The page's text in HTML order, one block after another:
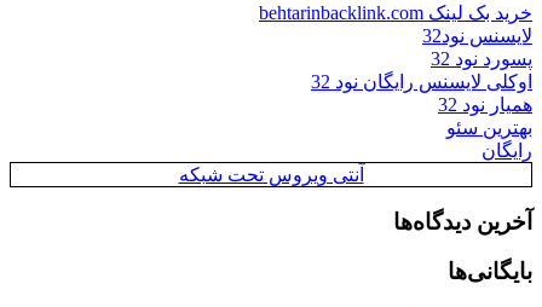
خرید بک لینک behtarinbacklink.com
لایسنس نود32
پسورد نود 32
اوکلی لایسنس رایگان نود 32
همیار نود 32
بهترین سئو
رایگان
آنتی ویروس تحت شبکه
آخرین دیدگاه‌ها
بایگانی‌ها